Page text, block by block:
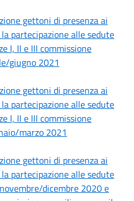
gettoni di presenza ai
partecipazione alle sedute
I, II e III commissione
giugno 2021
gettoni di presenza ai
partecipazione alle sedute
I, II e III commissione
marzo 2021
gettoni di presenza ai
partecipazione alle sedute
dicembre 2020 e